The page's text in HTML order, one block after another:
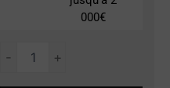
000€
- +